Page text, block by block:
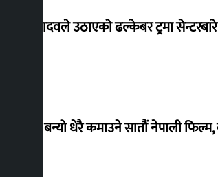
सांसद यादवले उठाएको ढल्केबर ट्रमा
‘गौंथली’ बन्यो धेरै कमाउने सातौं नेपाली